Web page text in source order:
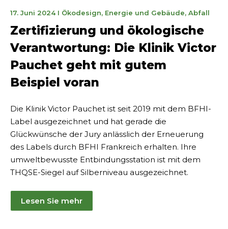
17. Juni 20248.
Januar
2025
I Ökodesign, Energie und Gebäude, Abfall
Zertifizierung und ökologische
Verantwortung: Die Klinik Victor
Pauchet geht mit gutem
Beispiel voran
Die Klinik Victor Pauchet ist seit 2019 mit dem BFHI-
Label ausgezeichnet und hat gerade die
Glückwünsche der Jury anlässlich der Erneuerung
des Labels durch BFHI Frankreich erhalten. Ihre
umweltbewusste Entbindungsstation ist mit dem
THQSE-Siegel auf Silberniveau ausgezeichnet.
Lesen Sie mehr